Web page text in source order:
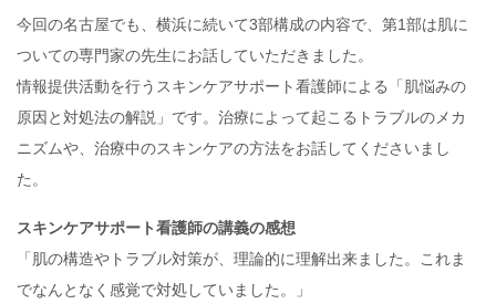
今回の名古屋でも、横浜に続いて3部構成の内容で、第1部は肌に
ついての専門家の先生にお話していただきました。
情報提供活動を行うスキンケアサポート看護師による「肌悩みの
原因と対処法の解説」です。治療によって起こるトラブルのメカ
ニズムや、治療中のスキンケアの方法をお話してくださいまし
た。
スキンケアサポート看護師の講義の感想
「肌の構造やトラブル対策が、理論的に理解出来ました。これま
でなんとなく感覚で対処していました。」